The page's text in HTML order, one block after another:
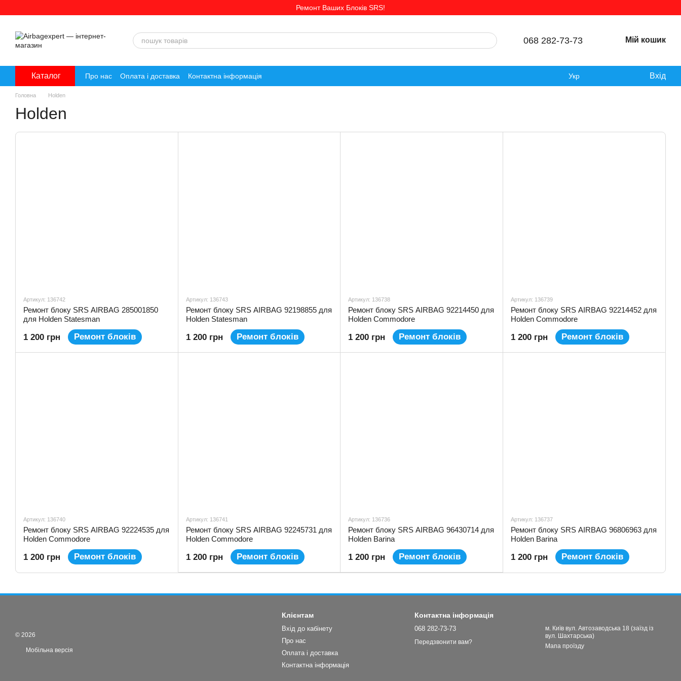
Ремонт Ваших Блоків SRS!
068 282-73-73 Мій кошик
Каталог Про нас Оплата і доставка Контактна інформація Укр Вхід
Головна Holden
Holden
Артикул: 136742
Ремонт блоку SRS AIRBAG 285001850
для Holden Statesman
1 200 грн Ремонт блоків
Артикул: 136743
Ремонт блоку SRS AIRBAG 92198855 для
Holden Statesman
1 200 грн Ремонт блоків
Артикул: 136738
Ремонт блоку SRS AIRBAG 92214450 для
Holden Commodore
1 200 грн Ремонт блоків
Артикул: 136739
Ремонт блоку SRS AIRBAG 92214452 для
Holden Commodore
1 200 грн Ремонт блоків
Артикул: 136740
Ремонт блоку SRS AIRBAG 92224535 для
Holden Commodore
1 200 грн Ремонт блоків
Артикул: 136741
Ремонт блоку SRS AIRBAG 92245731 для
Holden Commodore
1 200 грн Ремонт блоків
Артикул: 136736
Ремонт блоку SRS AIRBAG 96430714 для
Holden Barina
1 200 грн Ремонт блоків
Артикул: 136737
Ремонт блоку SRS AIRBAG 96806963 для
Holden Barina
1 200 грн Ремонт блоків
© 2026
Мобільна версія
Клієнтам
Вхід до кабінету
Про нас
Оплата і доставка
Контактна інформація
Контактна інформація
068 282-73-73
Передзвонити вам?
м. Київ вул. Автозаводська 18 (заїзд із
вул. Шахтарська)
Мапа проїзду